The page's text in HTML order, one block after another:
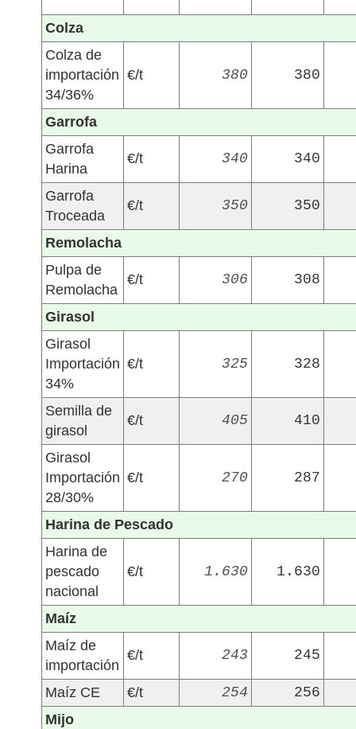
Colza
Colza de
importación
34/36%
€/t 380 380
Garrofa
Garrofa
Harina
€/t 340 340
Garrofa
Troceada
€/t 350 350
Remolacha
Pulpa de
Remolacha
€/t 306 308
Girasol
Girasol
Importación
34%
€/t 325 328
Semilla de
girasol
€/t 405 410
Girasol
Importación
28/30%
€/t 270 287
Harina de Pescado
Harina de
pescado
nacional
€/t 1.630 1.630
Maíz
Maíz de
importación
€/t 243 245
Maíz CE €/t 254
256
Mijo